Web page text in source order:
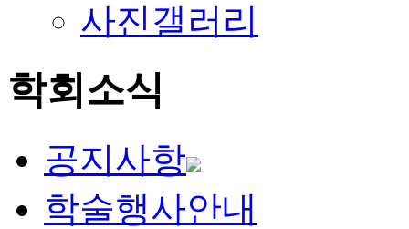
사진갤러리
학회소식
공지사항
학술행사안내